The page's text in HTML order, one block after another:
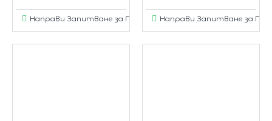
Направи Запитване за ПродуктНаправи Запитване за